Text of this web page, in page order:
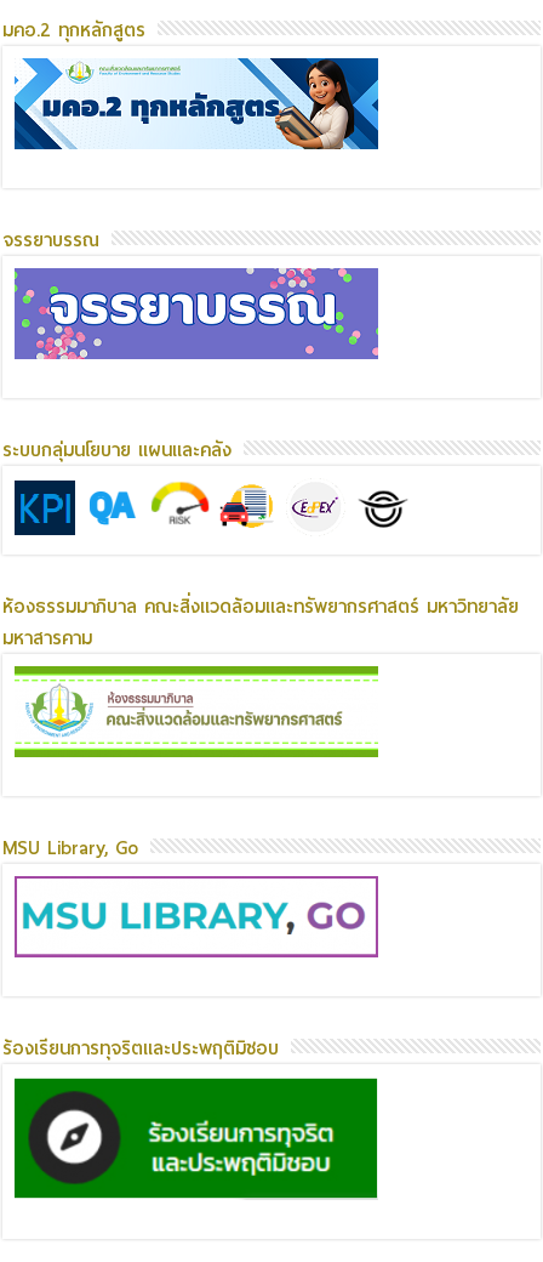
มคอ.2 ทุกหลักสูตร
จรรยาบรรณ
ระบบกลุ่มนโยบาย แผนและคลัง
ห้องธรรมมาภิบาล คณะสิ่งแวดล้อมและทรัพยากรศาสตร์ มหาวิทยาลัย
มหาสารคาม
MSU Library, Go
ร้องเรียนการทุจริตและประพฤติมิชอบ